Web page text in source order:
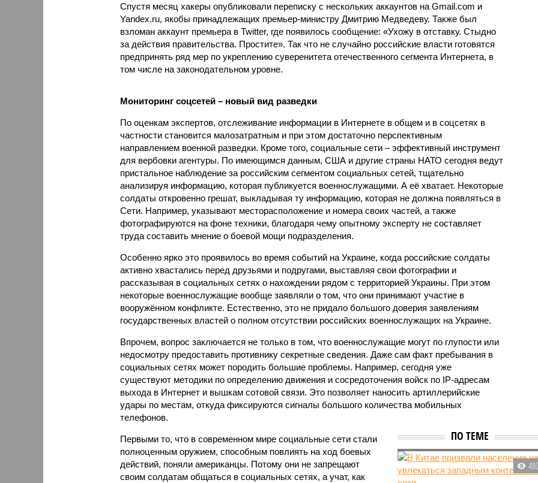
Спустя месяц хакеры опубликовали переписку с нескольких аккаунтов на Gmail.com и
Yandex.ru, якобы принадлежащих премьер-министру Дмитрию Медведеву. Также был
взломан аккаунт премьера в Twitter, где появилось сообщение: «Ухожу в отставку. Стыдно
за действия правительства. Простите». Так что не случайно российские власти готовятся
предпринять ряд мер по укреплению суверенитета отечественного сегмента Интернета, в
том числе на законодательном уровне.
Мониторинг соцсетей – новый вид разведки
По оценкам экспертов, отслеживание информации в Интернете в общем и в соцсетях в
частности становится малозатратным и при этом достаточно перспективным
направлением военной разведки. Кроме того, социальные сети – эффективный инструмент
для вербовки агентуры. По имеющимся данным, США и другие страны НАТО сегодня ведут
пристальное наблюдение за российским сегментом социальных сетей, тщательно
анализируя информацию, которая публикуется военнослужащими. А её хватает. Некоторые
солдаты откровенно грешат, выкладывая ту информацию, которая не должна появляться в
Сети. Например, указывают месторасположение и номера своих частей, а также
фотографируются на фоне техники, благодаря чему опытному эксперту не составляет
труда составить мнение о боевой мощи подразделения.
Особенно ярко это проявилось во время событий на Украине, когда российские солдаты
активно хвастались перед друзьями и подругами, выставляя свои фотографии и
рассказывая в социальных сетях о нахождении рядом с территорией Украины. При этом
некоторые военнослужащие вообще заявляли о том, что они принимают участие в
вооружённом конфликте. Естественно, это не придало большого доверия заявлениям
государственных властей о полном отсутствии российских военнослужащих на Украине.
Впрочем, вопрос заключается не только в том, что военнослужащие могут по глупости или
недосмотру предоставить противнику секретные сведения. Даже сам факт пребывания в
социальных сетях может породить большие проблемы. Например, сегодня уже
существуют методики по определению движения и сосредоточения войск по IP-адресам
выхода в Интернет и вышкам сотовой связи. Это позволяет наносить артиллерийские
удары по местам, откуда фиксируются сигналы большого количества мобильных
телефонов.
ПО ТЕМЕ
Первыми то, что в современном мире социальные сети стали
полноценным оружием, способным повлиять на ход боевых
действий, поняли американцы. Потому они не запрещают
своим солдатам общаться в социальных сетях, а учат, как